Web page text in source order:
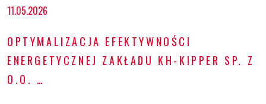
11.05.2026
OPTYMALIZACJA EFEKTYWNOŚCI
ENERGETYCZNEJ ZAKŁADU KH-KIPPER SP. Z
O.O. …